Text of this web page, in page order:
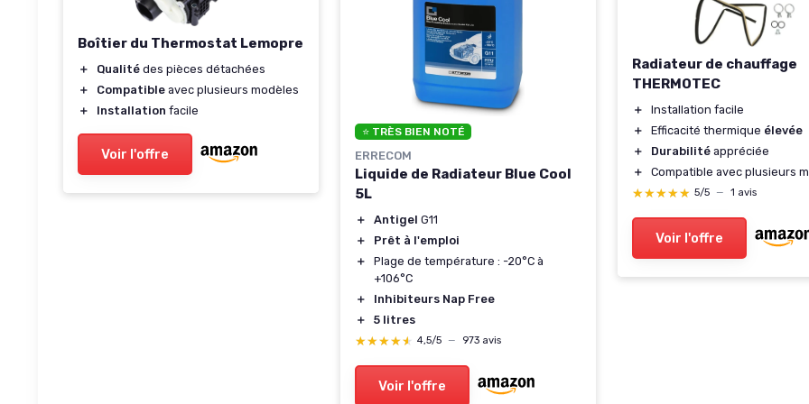
Boîtier du Thermostat Lemopre
＋ Qualité des pièces détachées
＋
Compatible avec plusieurs modèles
＋
Installation facile
Voir l'offre
⭐ TRÈS BIEN NOTÉ
ERRECOM
Liquide de Radiateur Blue Cool
5L
＋ Antigel G11
＋
Prêt à l'emploi
＋
Plage de température : -20°C à
+106°C
＋
Inhibiteurs Nap Free
＋
5 litres
★★★★★
★★★★★ 4,5/5 — 973 avis
Voir l'offre
Radiateur de chauffage
THERMOTEC
＋
Installation facile
＋
Efficacité thermique élevée
＋
Durabilité appréciée
＋
Compatible avec plusieurs
★★★★★
★★★★★ 5/5 — 1 avis
Voir l'offre